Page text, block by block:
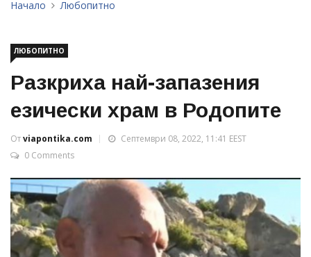
Начало Любопитно
ЛЮБОПИТНО
Разкриха най-запазения
езически храм в Родопите
Отviapontika.com
Септември 08, 2022, 11:41 EEST
0 Comments